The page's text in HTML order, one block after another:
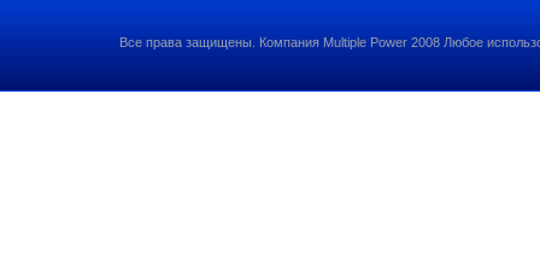
Все права защищены. Компания Multiple Power 2008 Любое